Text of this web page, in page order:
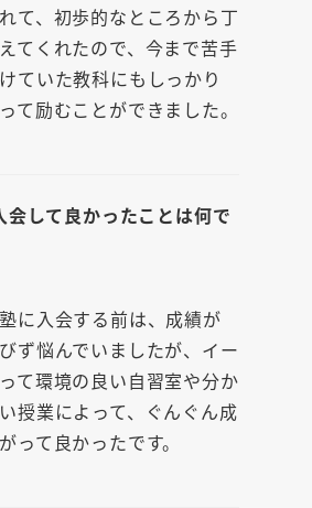
て、初歩的なところから丁
てくれたので、今まで苦手
ていた教科にもしっかり
て励むことができました。
会して良かったことは何で
に入会する前は、成績が
ず悩んでいましたが、イー
て環境の良い自習室や分か
授業によって、ぐんぐん成
って良かったです。